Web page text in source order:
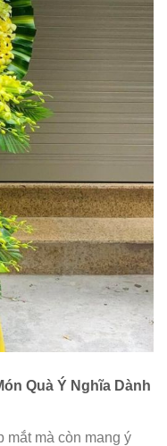
Quà Ý Nghĩa Dành
mắt mà còn mang ý